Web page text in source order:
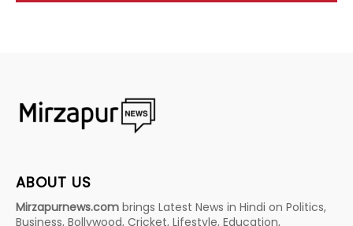
ABOUT US
Mirzapurnews.com brings Latest News in Hindi on Politics,
Business, Bollywood, Cricket, Lifestyle, Education,